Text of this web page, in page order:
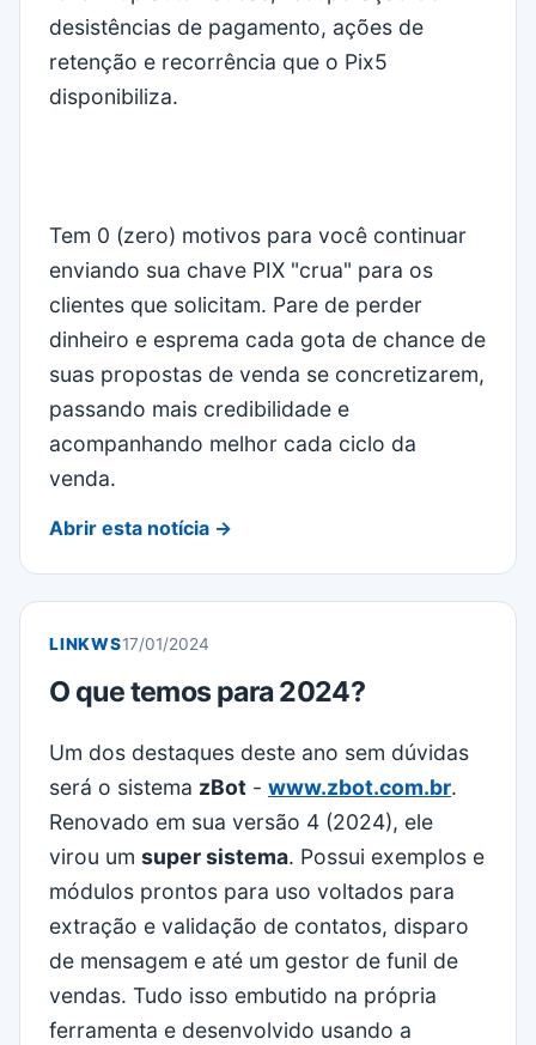
desistências de pagamento, ações de
retenção e recorrência que o Pix5
disponibiliza.
Tem 0 (zero) motivos para você continuar
enviando sua chave PIX "crua" para os
clientes que solicitam. Pare de perder
dinheiro e esprema cada gota de chance de
suas propostas de venda se concretizarem,
passando mais credibilidade e
acompanhando melhor cada ciclo da
venda.
Abrir esta notícia →
LINKWS17/01/2024
O que temos para 2024?
Um dos destaques deste ano sem dúvidas
será o sistema zBot - www.zbot.com.br.
Renovado em sua versão 4 (2024), ele
virou um super sistema. Possui exemplos e
módulos prontos para uso voltados para
extração e validação de contatos, disparo
de mensagem e até um gestor de funil de
vendas. Tudo isso embutido na própria
ferramenta e desenvolvido usando a